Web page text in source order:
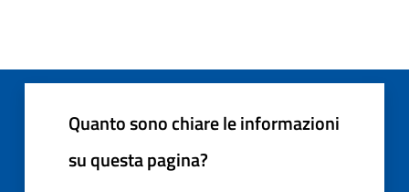
Quanto sono chiare le informazioni
su questa pagina?